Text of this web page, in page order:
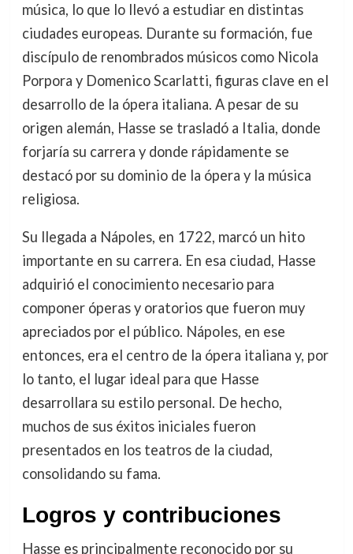
música, lo que lo llevó a estudiar en distintas
ciudades europeas. Durante su formación, fue
discípulo de renombrados músicos como Nicola
Porpora y Domenico Scarlatti, figuras clave en el
desarrollo de la ópera italiana. A pesar de su
origen alemán, Hasse se trasladó a Italia, donde
forjaría su carrera y donde rápidamente se
destacó por su dominio de la ópera y la música
religiosa.
Su llegada a Nápoles, en 1722, marcó un hito
importante en su carrera. En esa ciudad, Hasse
adquirió el conocimiento necesario para
componer óperas y oratorios que fueron muy
apreciados por el público. Nápoles, en ese
entonces, era el centro de la ópera italiana y, por
lo tanto, el lugar ideal para que Hasse
desarrollara su estilo personal. De hecho,
muchos de sus éxitos iniciales fueron
presentados en los teatros de la ciudad,
consolidando su fama.
Logros y contribuciones
Hasse es principalmente reconocido por su